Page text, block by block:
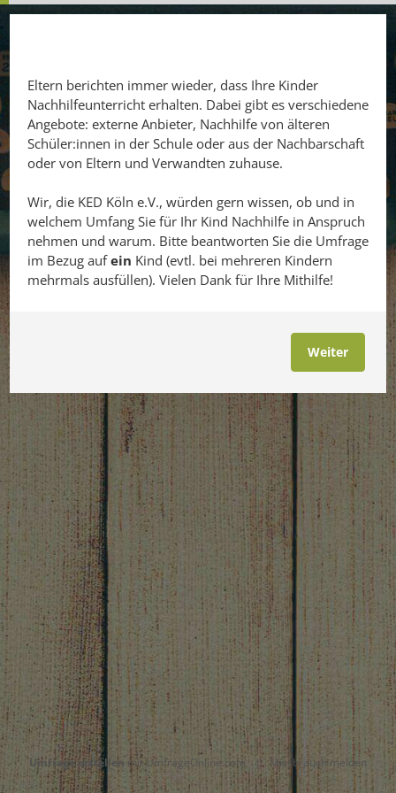
Eltern berichten immer wieder, dass Ihre Kinder
Nachhilfeunterricht erhalten. Dabei gibt es verschiedene
Angebote: externe Anbieter, Nachhilfe von älteren
Schüler:innen in der Schule oder aus der Nachbarschaft
oder von Eltern und Verwandten zuhause.
Wir, die KED Köln e.V., würden gern wissen, ob und in
welchem Umfang Sie für Ihr Kind Nachhilfe in Anspruch
nehmen und warum. Bitte beantworten Sie die Umfrage
im Bezug aufein Kind (evtl. bei mehreren Kindern
mehrmals ausfüllen). Vielen Dank für Ihre Mithilfe!
Weiter
Umfrage erstellen mit UmfrageOnline.com | Missbrauch melden